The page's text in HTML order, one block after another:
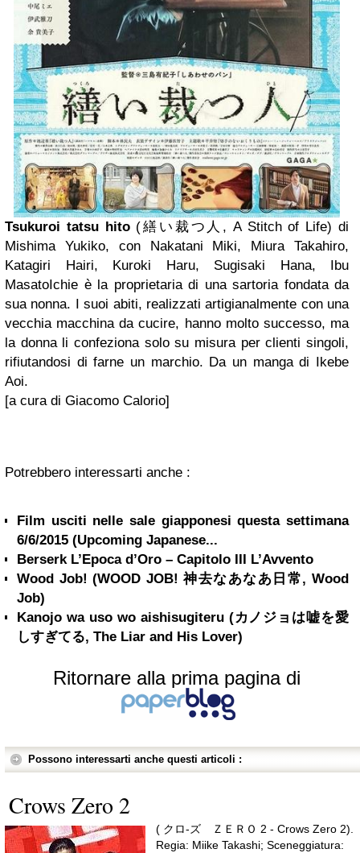
Tsukuroi tatsu hito(繕い裁つ 人 , A Stitch of Life) di
Mishima Yukiko, con Nakatani Miki, Miura Takahiro,
Katagiri Hairi, Kuroki Haru, Sugisaki Hana, Ibu
MasatoIchie è la proprietaria di una sartoria fondata da
sua nonna. I suoi abiti, realizzati artigianalmente con una
vecchia macchina da cucire, hanno molto successo, ma
la donna li confeziona solo su misura per clienti singoli,
rifiutandosi di farne un marchio. Da un manga di Ikebe
Aoi.
[a cura di Giacomo Calorio]
Potrebbero interessarti anche :
Film usciti nelle sale giapponesi questa settimana
6/6/2015 (Upcoming Japanese...
Berserk L’Epoca d’Oro – Capitolo III L’Avvento
Wood Job! (WOOD JOB! 神去なあなあ日常, Wood
Job)
Kanojo wa uso wo aishisugiteru (カノジョは嘘を愛
しすぎてる, The Liar and His Lover)
Ritornare alla prima pagina di
Possono interessarti anche questi articoli :
Crows Zero 2
( クロ-ズ ＺＥＲＯ 2 - Crows Zero 2).
Regia: Miike Takashi; Sceneggiatura: